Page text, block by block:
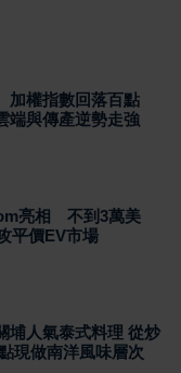
加權指數回落百點
端與傳產逆勢走強
亮相 不到3萬美
平價EV市場
埔人氣泰式料理 從炒
現做南洋風味層次